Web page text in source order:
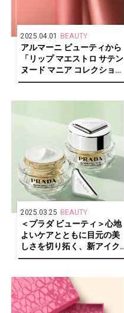
2025.04.01 BEAUTY
アルマーニ ビューティから
「リップ マエストロ サテン
ヌード マニア コレクション
2025」が数量限定で新登場
2025.03.25 BEAUTY
＜プラダ ビューティ＞心地
よいケアとともに目元の美
しさを切り拓く、新アイク
リーム発売